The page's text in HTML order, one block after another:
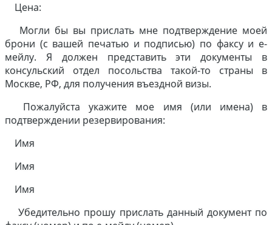
Цена:
Могли бы вы прислать мне подтверждение моей
брони (c вашей печатью и подписью) по факсу и е-
мейлу. Я должен представить эти документы в
консульский отдел посольства такой-то страны в
Москве, РФ, для получения въездной визы.
Пожалуйста укажите мое имя (или имена) в
подтверждении резервирования:
Имя
Имя
Имя
Убедительно прошу прислать данный документ по